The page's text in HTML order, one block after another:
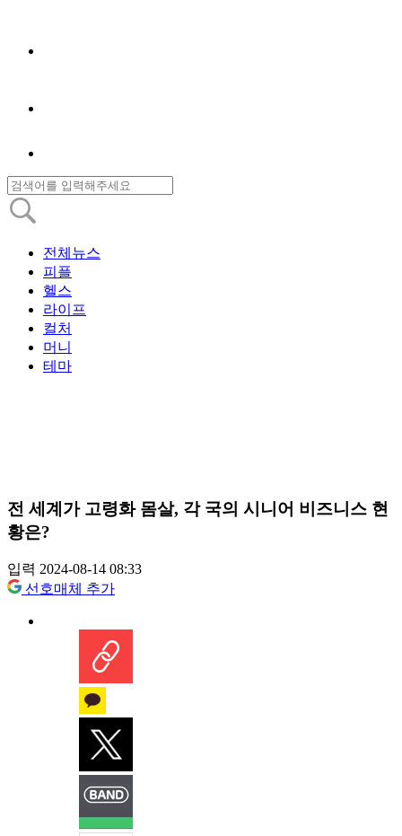
전체뉴스
피플
헬스
라이프
컬처
머니
테마
전 세계가 고령화 몸살, 각 국의 시니어 비즈니스 현
황은?
입력 2024-08-14 08:33
선호매체 추가